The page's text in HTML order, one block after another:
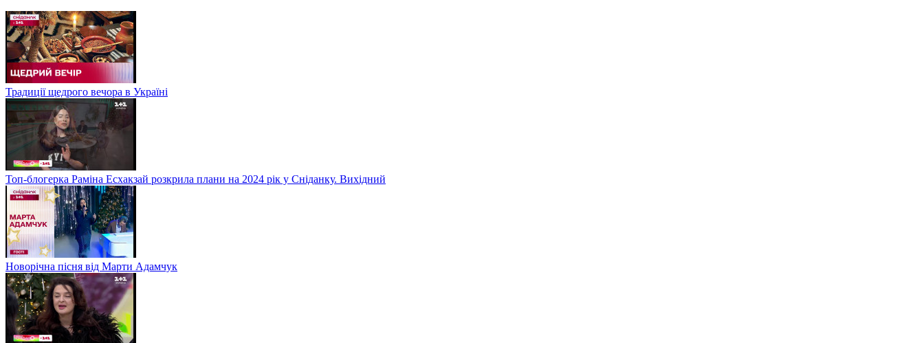
Традиції щедрого вечора в Україні
Топ-блогерка Раміна Есхакзай розкрила плани на 2024 рік у Сніданку. Вихідний
Новорічна пісня від Марти Адамчук